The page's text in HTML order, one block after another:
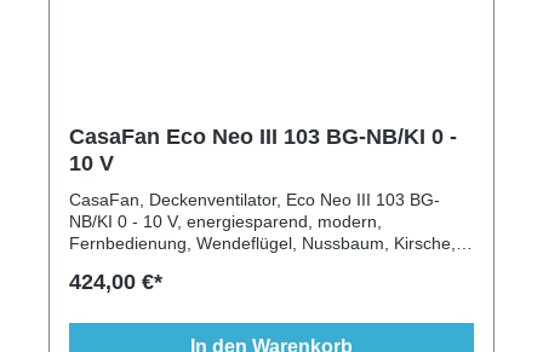
CasaFan Eco Neo III 103 BG-NB/KI 0 -
10 V
CasaFan, Deckenventilator, Eco Neo III 103 BG-
NB/KI 0 - 10 V, energiesparend, modern,
Fernbedienung, Wendeflügel, Nussbaum, Kirsche,
424,00 €*
In den Warenkorb